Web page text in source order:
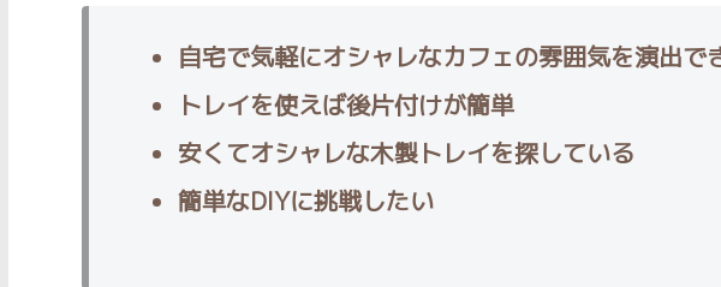
自宅で気軽にオシャレなカフェの雰囲気を演出で
トレイを使えば後片付けが簡単
安くてオシャレな木製トレイを探している
簡単なDIYに挑戦したい